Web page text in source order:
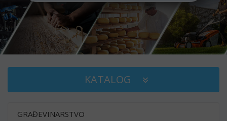
KATALOG
GRAĐEVINARSTVO